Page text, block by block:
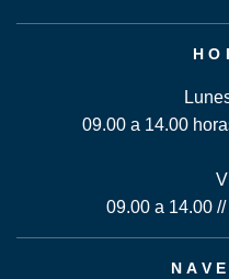
09.00 a 14.00
09.00 a 14.00